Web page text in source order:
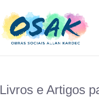
Livros e Artigos